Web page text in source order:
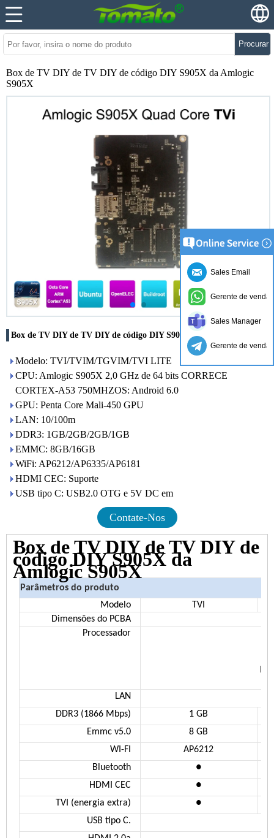
Procurar
Box de TV DIY de TV DIY de código DIY S905X da Amlogic
S905X
Box de TV DIY de TV DIY de código DIY S905X da Amlogic S905X
Modelo: TVI/TVIM/TGVIM/TVI LITE
CPU: Amlogic S905X 2,0 GHz de 64 bits CORRECE
CORTEX-A53 750MHZOS: Android 6.0
GPU: Penta Core Mali-450 GPU
LAN: 10/100m
DDR3: 1GB/2GB/2GB/1GB
EMMC: 8GB/16GB
WiFi: AP6212/AP6335/AP6181
HDMI CEC: Suporte
USB tipo C: USB2.0 OTG e 5V DC em
Contate-Nos
Box de TV DIY de TV DIY de
código DIY S905X da
Amlogic S905X
Parâmetros do produto
Modelo
TVI
Dimensões do PCBA
Processador
LAN
DDR3 (1866 Mbps)
1 GB
Emmc v5.0
8 GB
WI-FI
AP6212
Bluetooth
●
HDMI CEC
●
TVI (energia extra)
●
USB tipo C.
Sales Email
Gerente de vendas
Sales Manager
Gerente de vendas